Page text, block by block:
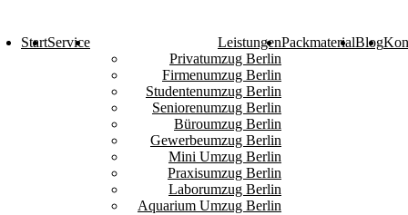
StartService
Leistungen
Privatumzug Berlin
Firmenumzug Berlin
Studentenumzug Berlin
Seniorenumzug Berlin
Büroumzug Berlin
Gewerbeumzug Berlin
Mini Umzug Berlin
Praxisumzug Berlin
Laborumzug Berlin
Aquarium Umzug Berlin
PackmaterialBlog